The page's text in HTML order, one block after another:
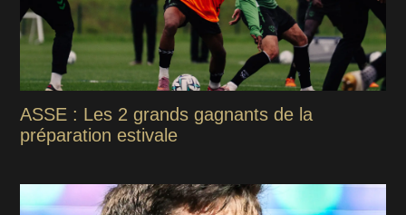
ASSE : Les 2 grands gagnants de la
préparation estivale